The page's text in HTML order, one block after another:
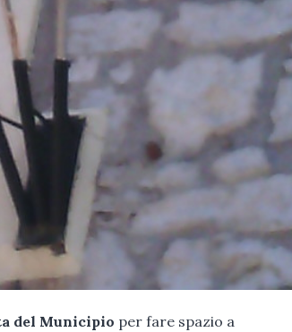
del Municipio per fare spazio a